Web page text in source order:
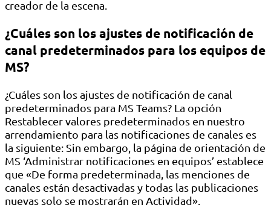
creador de la escena.
¿Cuáles son los ajustes de notificación de
canal predeterminados para los equipos de
MS?
¿Cuáles son los ajustes de notificación de canal
predeterminados para MS Teams? La opción
Restablecer valores predeterminados en nuestro
arrendamiento para las notificaciones de canales es
la siguiente: Sin embargo, la página de orientación de
MS ‘Administrar notificaciones en equipos’ establece
que «De forma predeterminada, las menciones de
canales están desactivadas y todas las publicaciones
nuevas solo se mostrarán en Actividad».